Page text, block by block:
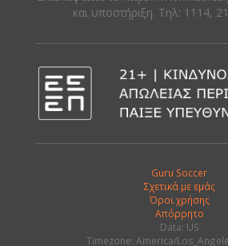
και υποστήριξη. Tηλ: 1114,
Guru Soccer
Σχετικά με εμάς
Όροι χρήσης
Απόρρητο
Data: US
Timezone: America/